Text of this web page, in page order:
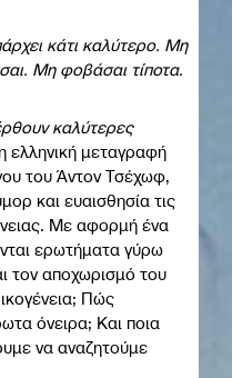
κάτι καλύτερο. Μη
Μη φοβάσαι τίποτα.
καλύτερες
ελληνική μεταγραφή
του Άντον Τσέχωφ,
και ευαισθησία τις
Με αφορμή ένα
ερωτήματα γύρω
τον αποχωρισμό του
Πώς
όνειρα; Και ποια
να αναζητούμε